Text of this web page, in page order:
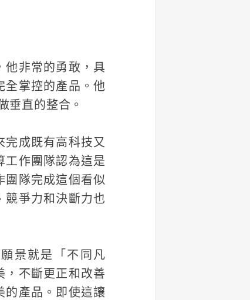
他非常的勇敢，具
全掌控的產品。他
垂直的整合。
成既有高科技又
工作團隊認為這是
團隊完成這個看似
競爭力和決斷力也
景就是「不同凡
，不斷更正和改善
的產品。即使這讓